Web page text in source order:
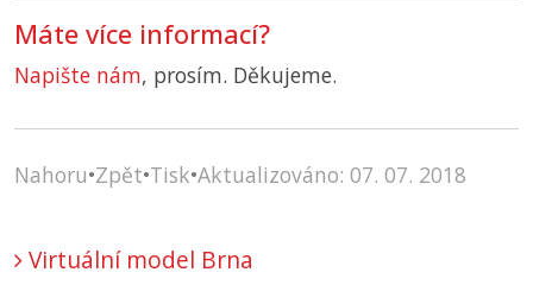
Máte více informací?
Napište nám, prosím. Děkujeme.
Nahoru•Zpět•Tisk•Aktualizováno: 07. 07. 2018
Virtuální model Brna